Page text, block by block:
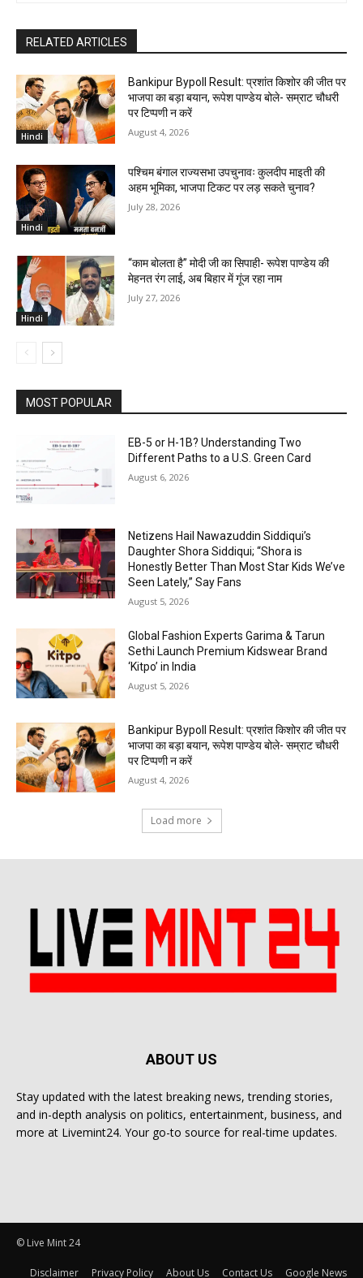
RELATED ARTICLES
Hindi
Bankipur Bypoll Result: प्रशांत किशोर की जीत पर
भाजपा का बड़ा बयान, रूपेश पाण्डेय बोले- सम्राट चौधरी
पर टिप्पणी न करें
August 4, 2026
Hindi
पश्चिम बंगाल राज्यसभा उपचुनावः कुलदीप माइती की
अहम भूमिका, भाजपा टिकट पर लड़ सकते चुनाव?
July 28, 2026
Hindi
“काम बोलता है” मोदी जी का सिपाही- रूपेश पाण्डेय की
मेहनत रंग लाई, अब बिहार में गूंज रहा नाम
July 27, 2026
MOST POPULAR
EB-5 or H-1B? Understanding Two
Different Paths to a U.S. Green Card
August 6, 2026
Netizens Hail Nawazuddin Siddiqui’s
Daughter Shora Siddiqui; “Shora is
Honestly Better Than Most Star Kids We’ve
Seen Lately,” Say Fans
August 5, 2026
Global Fashion Experts Garima & Tarun
Sethi Launch Premium Kidswear Brand
‘Kitpo’ in India
August 5, 2026
Bankipur Bypoll Result: प्रशांत किशोर की जीत पर
भाजपा का बड़ा बयान, रूपेश पाण्डेय बोले- सम्राट चौधरी
पर टिप्पणी न करें
August 4, 2026
Load more
ABOUT US
Stay updated with the latest breaking news, trending stories,
and in-depth analysis on politics, entertainment, business, and
more at Livemint24. Your go-to source for real-time updates.
© Live Mint 24
Disclaimer Privacy Policy About Us Contact Us Google News